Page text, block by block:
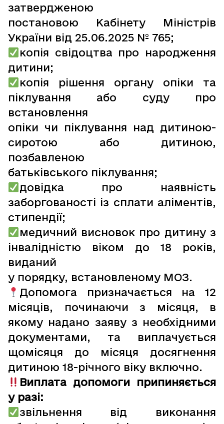
затвердженою
постановою Кабінету Міністрів
України від 25.06.2025 № 765;
копія свідоцтва про народження
дитини;
копія рішення органу опіки та
піклування або суду про
встановлення
опіки чи піклування над дитиною-
сиротою або дитиною,
позбавленою
батьківського піклування;
довідка про наявність
заборгованості із сплати аліментів,
стипендії;
медичний висновок про дитину з
інвалідністю віком до 18 років,
виданий
у порядку, встановленому МОЗ.
Допомога призначається на 12
місяців, починаючи з місяця, в
якому надано заяву з необхідними
документами, та виплачується
щомісяця до місяця досягнення
дитиною 18-річного віку включно.
Виплата допомоги припиняється
у разі:
звільнення від виконання